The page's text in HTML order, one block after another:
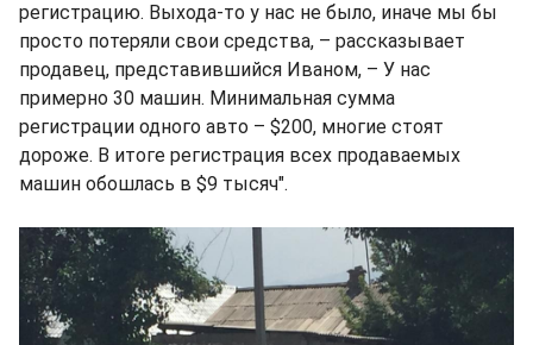
регистрацию. Выхода-то у нас не было, иначе мы бы
просто потеряли свои средства, – рассказывает
продавец, представившийся Иваном, – У нас
примерно 30 машин. Минимальная сумма
регистрации одного авто – $200, многие стоят
дороже. В итоге регистрация всех продаваемых
машин обошлась в $9 тысяч".